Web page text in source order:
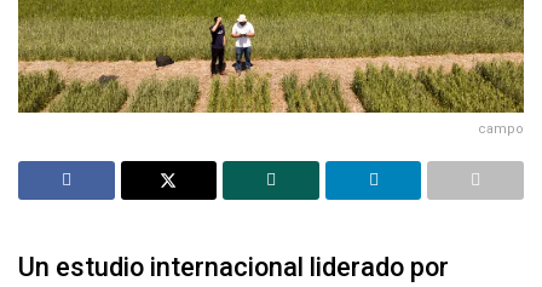
campo
Un estudio internacional liderado por